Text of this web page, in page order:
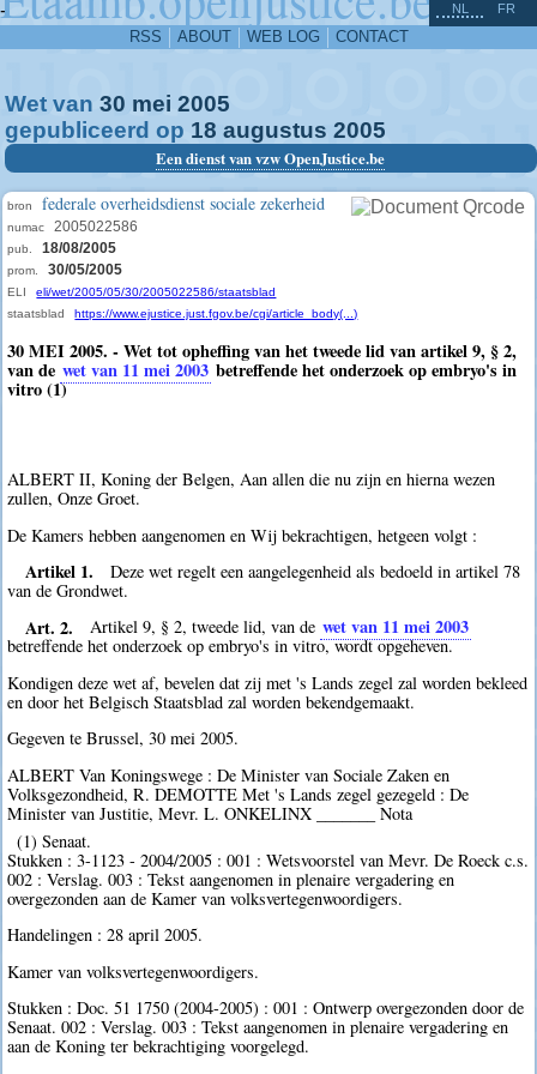
-
RSS ABOUT WEB LOG CONTACT
NL FR
Wet van 30 mei 2005
gepubliceerd op 18 augustus 2005
Een dienst van vzw OpenJustice.be
bron federale overheidsdienst sociale zekerheid
numac 2005022586
pub. 18/08/2005
prom. 30/05/2005
ELI
eli/wet/2005/05/30/2005022586/staatsblad
staatsblad
https://www.ejustice.just.fgov.be/cgi/article_body(...)
30 MEI 2005. - Wet tot opheffing van het tweede lid van artikel 9, § 2,
van de wet van 11 mei 2003 betreffende het onderzoek op embryo's in
vitro (1)
ALBERT II, Koning der Belgen, Aan allen die nu zijn en hierna wezen
zullen, Onze Groet.
De Kamers hebben aangenomen en Wij bekrachtigen, hetgeen volgt :
Artikel 1.
Deze wet regelt een aangelegenheid als bedoeld in artikel 78
van de Grondwet.
Art. 2. Artikel 9, § 2, tweede lid, van de wet van 11 mei 2003
betreffende het onderzoek op embryo's in vitro, wordt opgeheven.
Kondigen deze wet af, bevelen dat zij met 's Lands zegel zal worden bekleed
en door het Belgisch Staatsblad zal worden bekendgemaakt.
Gegeven te Brussel, 30 mei 2005.
ALBERT Van Koningswege : De Minister van Sociale Zaken en
Volksgezondheid, R. DEMOTTE Met 's Lands zegel gezegeld : De
Minister van Justitie, Mevr. L. ONKELINX _______ Nota
(1) Senaat.
Stukken : 3-1123 - 2004/2005 : 001 : Wetsvoorstel van Mevr. De Roeck c.s.
002 : Verslag. 003 : Tekst aangenomen in plenaire vergadering en
overgezonden aan de Kamer van volksvertegenwoordigers.
Handelingen : 28 april 2005.
Kamer van volksvertegenwoordigers.
Stukken : Doc. 51 1750 (2004-2005) : 001 : Ontwerp overgezonden door de
Senaat. 002 : Verslag. 003 : Tekst aangenomen in plenaire vergadering en
aan de Koning ter bekrachtiging voorgelegd.
^